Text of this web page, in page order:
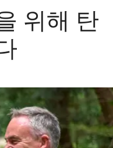
위해 탄